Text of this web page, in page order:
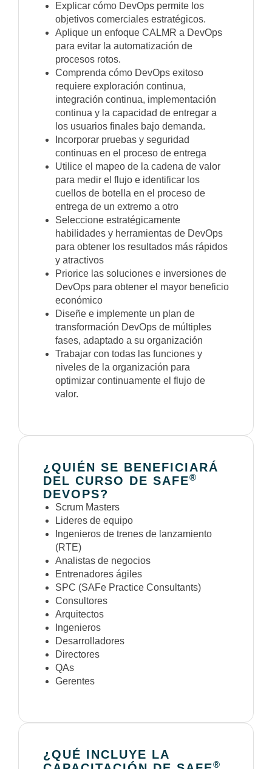
Explicar cómo DevOps permite los
objetivos comerciales estratégicos.
Aplique un enfoque CALMR a DevOps
para evitar la automatización de
procesos rotos.
Comprenda cómo DevOps exitoso
requiere exploración continua,
integración continua, implementación
continua y la capacidad de entregar a
los usuarios finales bajo demanda.
Incorporar pruebas y seguridad
continuas en el proceso de entrega
Utilice el mapeo de la cadena de valor
para medir el flujo e identificar los
cuellos de botella en el proceso de
entrega de un extremo a otro
Seleccione estratégicamente
habilidades y herramientas de DevOps
para obtener los resultados más rápidos
y atractivos
Priorice las soluciones e inversiones de
DevOps para obtener el mayor beneficio
económico
Diseñe e implemente un plan de
transformación DevOps de múltiples
fases, adaptado a su organización
Trabajar con todas las funciones y
niveles de la organización para
optimizar continuamente el flujo de
valor.
¿QUIÉN SE BENEFICIARÁ
DEL CURSO DE SAFE®
DEVOPS?
Scrum Masters
Lideres de equipo
Ingenieros de trenes de lanzamiento
(RTE)
Analistas de negocios
Entrenadores ágiles
SPC (SAFe Practice Consultants)
Consultores
Arquitectos
Ingenieros
Desarrolladores
Directores
QAs
Gerentes
¿QUÉ INCLUYE LA
®